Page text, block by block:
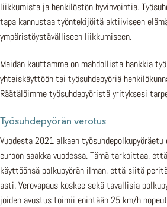
liikkumista ja henkilöstön hyvinvointia.
tapa kannustaa työntekijöitä aktiiviseen
ympäristöystävälliseen liikkumiseen.
Meidän kauttamme on mahdollista hankkia
yhteiskäyttöön tai työsuhdepyöriä
Räätälöimme työsuhdepyöristä yrityksesi
Työsuhdepyörän verotus
Vuodesta 2021 alkaen
euroon saakka vuodessa. Tämä tarkoittaa,
käyttöönsä polkupyörän ilman, että siitä
asti. Verovapaus koskee sekä tavallisia
joiden avustus toimii enintään 25 km/h